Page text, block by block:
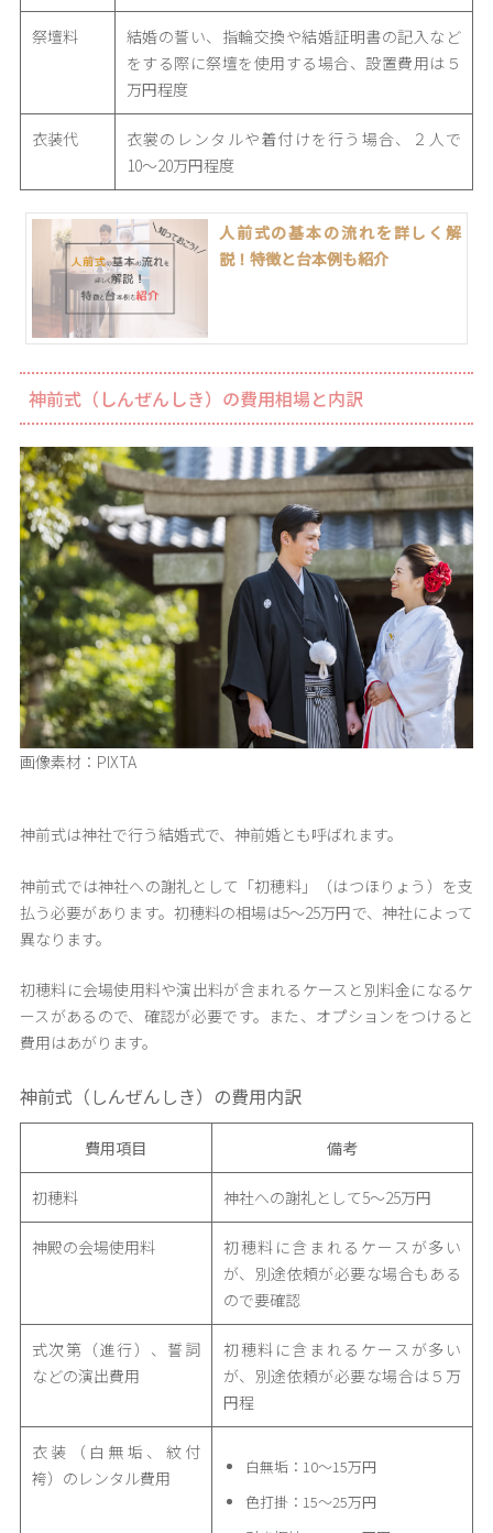
祭壇料
結婚の誓い、指輪交換や結婚証明書の記入など
をする際に祭壇を使用する場合、設置費用は５
万円程度
衣装代
衣裳のレンタルや着付けを行う場合、２人で
10〜20万円程度
人前式の基本の流れを詳しく解
説！特徴と台本例も紹介
神前式（しんぜんしき）の費用相場と内訳
画像素材：PIXTA
神前式は神社で行う結婚式で、神前婚とも呼ばれます。
神前式では神社への謝礼として「初穂料」（はつほりょう）を支
払う必要があります。初穂料の相場は5〜25万円で、神社によって
異なります。
初穂料に会場使用料や演出料が含まれるケースと別料金になるケ
ースがあるので、確認が必要です。また、オプションをつけると
費用はあがります。
神前式（しんぜんしき）の費用内訳
費用項目 備考
初穂料 神社への謝礼として5〜25万円
神殿の会場使用料
初穂料に含まれるケースが多い
が、別途依頼が必要な場合もある
ので要確認
式次第（進行）、誓詞
などの演出費用
初穂料に含まれるケースが多い
が、別途依頼が必要な場合は５万
円程
衣装（白無垢、紋付
袴）のレンタル費用
白無垢：10〜15万円
色打掛：15〜25万円